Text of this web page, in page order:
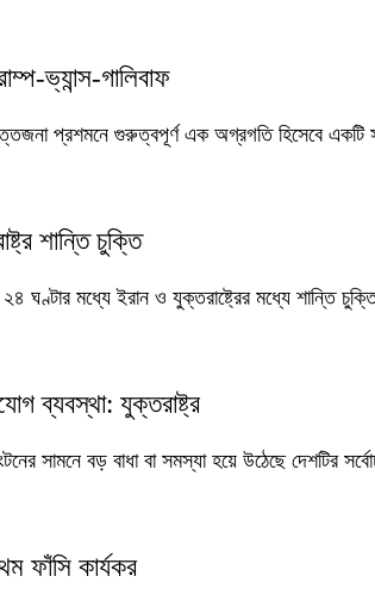
ভ্যান্স-গালিবাফ
প্রশমনে গুরুত্বপূর্ণ এক অগ্রগতি হিসেবে একটি
শান্তি চুক্তি
ঘণ্টার মধ্যে ইরান ও যুক্তরাষ্ট্রের মধ্যে শান্তি
ব্যবস্থা: যুক্তরাষ্ট্র
সামনে বড় বাধা বা সমস্যা হয়ে উঠেছে দেশটির
ফাঁসি কার্যকর